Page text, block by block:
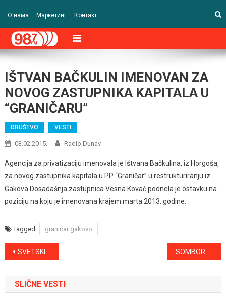
О нама Маркетинг Контакт
IŠTVAN BAČKULIN IMENOVAN ZA
NOVOG ZASTUPNIKA KAPITALA U
“GRANIČARU”
DRUŠTVO VESTI
03.02.2015. Radio Dunav
Agencija za privatizaciju imenovala je Ištvana Bačkulina, iz Horgoša,
za novog zastupnika kapitala u PP “Graničar” u restrukturiranju iz
Gakova.Dosadašnja zastupnica Vesna Kovač podnela je ostavku na
poziciju na koju je imenovana krajem marta 2013. godine.
Tagged graničar gakovo
Kretanje
članka
SVETSKI DAN BORBE PROTIV RAKA SOMBOR DOBIO OMBUDSMANA
SLIČNE VESTI